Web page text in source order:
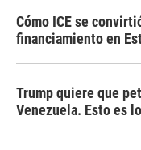
Cómo ICE se
financiamiento en
Trump quiere que
Venezuela. Esto es